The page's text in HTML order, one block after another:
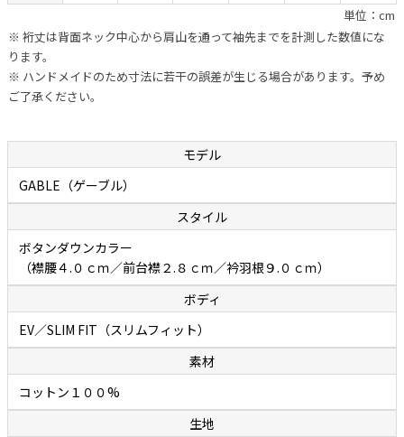
美しい光沢と滑らかな肌触りを合わせ持つ「ロイヤル
オックスフォード」
びており、ひと目で伝わる 高級感があります。シルクを思わせるよう
な滑らかな肌触りも格別です。 通常、細番手糸で織られたシャツ生地
はただやわらかいだけというものが多いですが、 ボレッリが使用する
生地は、糸のテンションが強く生地にハリがあるため、 一日中着てい
てもシワになりにくく耐久性があって長持ちすることが特徴です。 こ
の独特の生地感は、英国王室御用達のトーマスメイソンの生地特有の
ものです。
単位：cm
※ 裄丈は背面ネック中心から肩山を通って袖先までを計測した数値にな
ります。
※ ハンドメイドのため寸法に若干の誤差が生じる場合があります。予め
ご了承ください。
モデル
GABLE（ゲーブル）
スタイル
ボタンダウンカラー
（襟腰４.０ｃｍ／前台襟２.８ｃｍ／衿羽根９.０ｃｍ）
ボディ
EV／SLIM FIT（スリムフィット）
素材
コットン１００%
生地